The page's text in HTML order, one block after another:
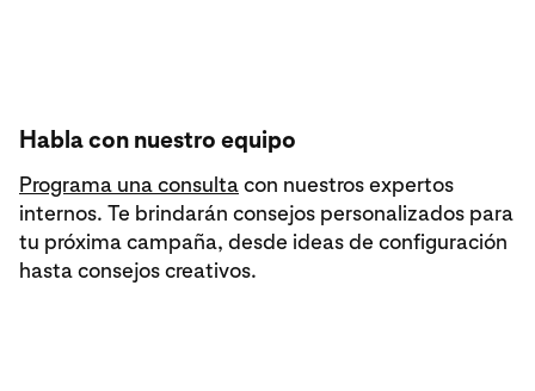
Habla con nuestro equipo
Programa una consultacon nuestros expertos
internos. Te brindarán consejos personalizados para
tu próxima campaña, desde ideas de configuración
hasta consejos creativos.